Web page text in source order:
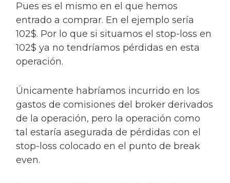
Pues es el mismo en el que hemos
entrado a comprar. En el ejemplo sería
102$. Por lo que si situamos el stop-loss en
102$ ya no tendríamos pérdidas en esta
operación.
Únicamente habríamos incurrido en los
gastos de comisiones del broker derivados
de la operación, pero la operación como
tal estaría asegurada de pérdidas con el
stop-loss colocado en el punto de break
even.